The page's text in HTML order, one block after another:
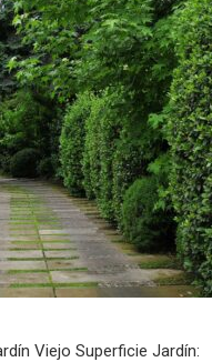
Viejo Superficie Jardín: